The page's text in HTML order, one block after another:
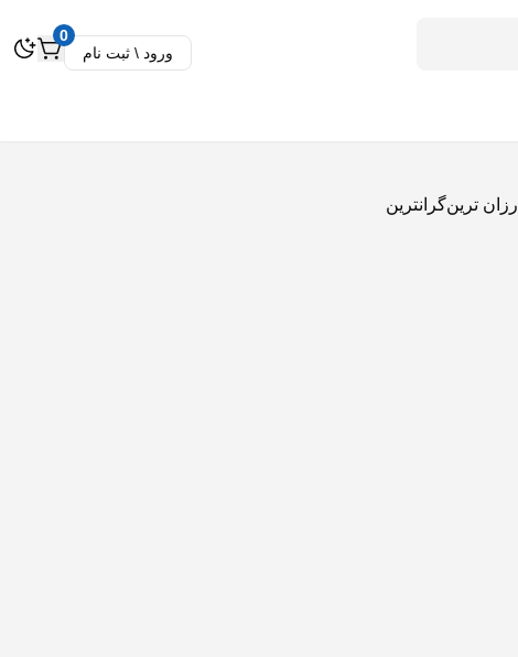
ورود \ ثبت نام
0
ارزان ترینگرانترین